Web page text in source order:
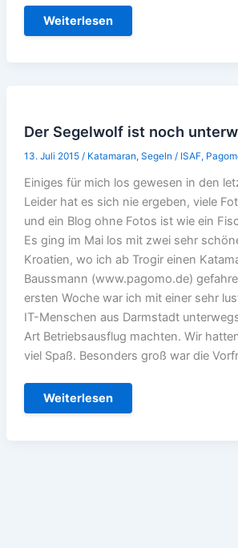
Mitsegler
Weiterlesen
Der Segelwolf ist noch
13. Juli 2015 / Katamaran, Segeln / ISAF,
Einiges für mich los gewesen in den
Leider hat es sich nie ergeben, viele
und ein Blog ohne Fotos ist wie ein
Es ging im Mai los mit zwei sehr
Kroatien, wo ich ab Trogir einen
Baussmann (www.pagomo.de)
ersten Woche war ich mit einer sehr
IT-Menschen aus Darmstadt
Art Betriebsausflug machten. Wir
viel Spaß. Besonders groß war die
Der
Weiterlesen